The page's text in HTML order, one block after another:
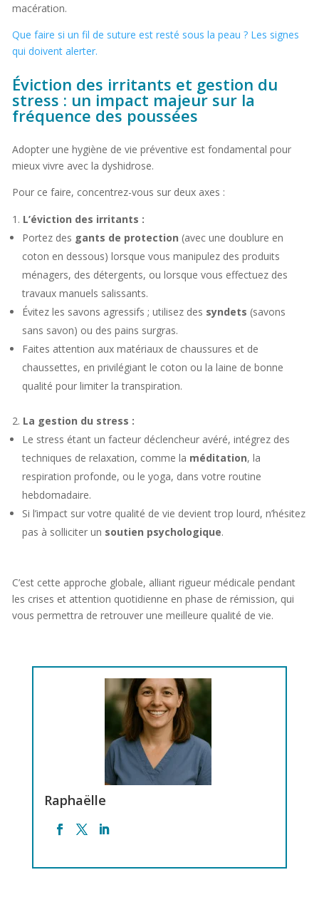
macération.
Que faire si un fil de suture est resté sous la peau ? Les signes
qui doivent alerter.
Éviction des irritants et gestion du
stress : un impact majeur sur la
fréquence des poussées
Adopter une hygiène de vie préventive est fondamental pour
mieux vivre avec la dyshidrose.
Pour ce faire, concentrez-vous sur deux axes :
L’éviction des irritants :
Portez des gants de protection (avec une doublure en
coton en dessous) lorsque vous manipulez des produits
ménagers, des détergents, ou lorsque vous effectuez des
travaux manuels salissants.
Évitez les savons agressifs ; utilisez des syndets (savons
sans savon) ou des pains surgras.
Faites attention aux matériaux de chaussures et de
chaussettes, en privilégiant le coton ou la laine de bonne
qualité pour limiter la transpiration.
La gestion du stress :
Le stress étant un facteur déclencheur avéré, intégrez des
techniques de relaxation, comme la méditation, la
respiration profonde, ou le yoga, dans votre routine
hebdomadaire.
Si l’impact sur votre qualité de vie devient trop lourd, n’hésitez
pas à solliciter un soutien psychologique.
C’est cette approche globale, alliant rigueur médicale pendant
les crises et attention quotidienne en phase de rémission, qui
vous permettra de retrouver une meilleure qualité de vie.
Raphaëlle